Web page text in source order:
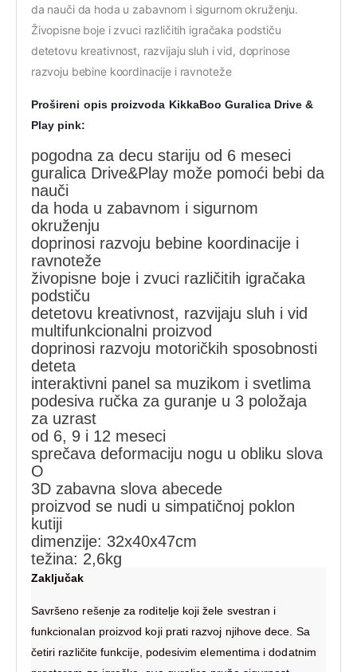
da nauči da hoda u zabavnom i sigurnom okruženju.
Živopisne boje i zvuci različitih igračaka podstiču
detetovu kreativnost, razvijaju sluh i vid, doprinose
razvoju bebine koordinacije i ravnoteže
Prošireni opis proizvoda KikkaBoo Guralica Drive &
Play pink:
pogodna za decu stariju od 6 meseci
guralica Drive&Play može pomoći bebi da
nauči
da hoda u zabavnom i sigurnom
okruženju
doprinosi razvoju bebine koordinacije i
ravnoteže
živopisne boje i zvuci različitih igračaka
podstiču
detetovu kreativnost, razvijaju sluh i vid
multifunkcionalni proizvod
doprinosi razvoju motoričkih sposobnosti
deteta
interaktivni panel sa muzikom i svetlima
podesiva ručka za guranje u 3 položaja
za uzrast
od 6, 9 i 12 meseci
sprečava deformaciju nogu u obliku slova
O
3D zabavna slova abecede
proizvod se nudi u simpatičnoj poklon
kutiji
dimenzije: 32x40x47cm
težina: 2,6kg
Zaključak
Savršeno rešenje za roditelje koji žele svestran i
funkcionalan proizvod koji prati razvoj njihove dece. Sa
četiri različite funkcije, podesivim elementima i dodatnim